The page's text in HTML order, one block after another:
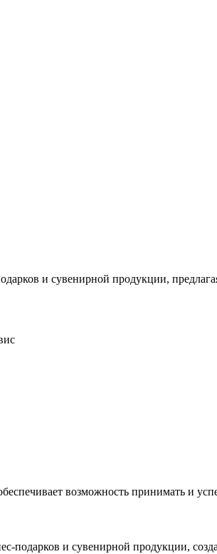
и сувенирной продукции,
возможность принимать и
подарков и сувенирной продукции,